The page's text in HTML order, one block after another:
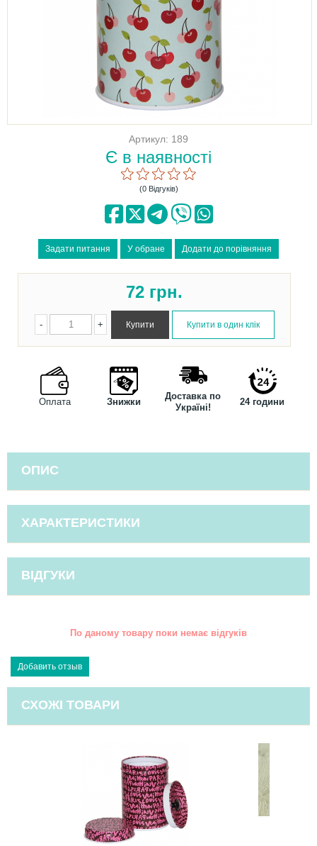
Артикул: 189
Є в наявності
(0 Відгуків)
72 грн.
+
-
Оплата Знижки
Доставка по
Україні!
24 години
ОПИС
ХАРАКТЕРИСТИКИ
ВІДГУКИ
По даному товару поки немає відгуків
СХОЖІ ТОВАРИ